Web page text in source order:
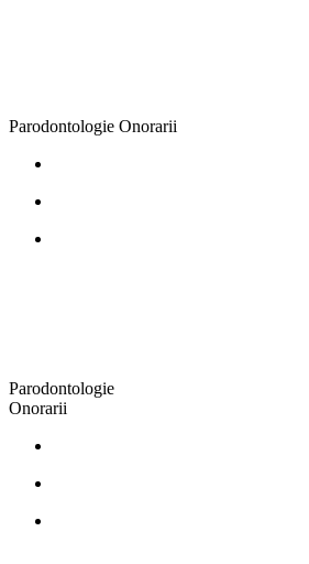
Parodontologie Onorarii
Parodontologie
Onorarii